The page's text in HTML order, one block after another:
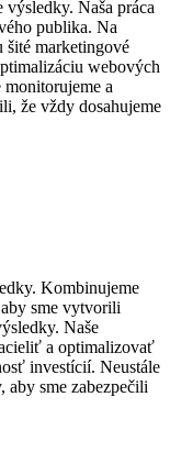
výsledky. Naša práca
publika. Na
šité marketingové
webových
a
že vždy dosahujeme
Kombinujeme
sme vytvorili
Naše
a optimalizovať
investícií. Neustále
aby sme zabezpečili